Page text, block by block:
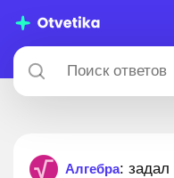
Алгебра: задал